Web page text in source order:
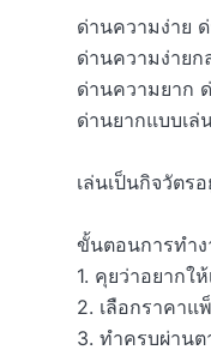
ด่านความง่าย
ด่านความง่ายก
ด่านความยาก
ด่านยากแบบเ
เล่นเป็นกิจวัตร
ขั้นตอนการทำ
1. คุยว่าอยากใ
2. เลือกราคาแ
3. ทำครบผ่าน